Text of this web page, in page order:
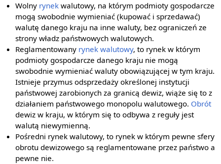
Wolny rynek walutowy, na którym podmioty gospodarcze
mogą swobodnie wymieniać (kupować i sprzedawać)
walutę danego kraju na inne waluty, bez ograniczeń ze
strony władz państwowych walutowych.
Reglamentowany rynek walutowy, to rynek w którym
podmioty gospodarcze danego kraju nie mogą
swobodnie wymieniać waluty obowiązującej w tym kraju.
Istnieje przymus odsprzedaży określonej instytucji
państwowej zarobionych za granicą dewiz, wiąże się to z
działaniem państwowego monopolu walutowego. Obrót
dewiz w kraju, w którym się to odbywa z reguły jest
walutą niewymienną.
Pośredni rynek walutowy, to rynek w którym pewne sfery
obrotu dewizowego są reglamentowane przez państwo a
pewne nie.